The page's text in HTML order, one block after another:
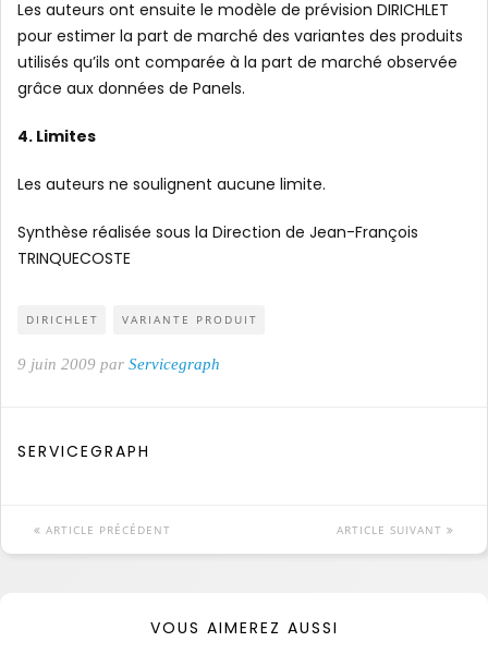
Les auteurs ont ensuite le modèle de prévision DIRICHLET
pour estimer la part de marché des variantes des produits
utilisés qu’ils ont comparée à la part de marché observée
grâce aux données de Panels.
4. Limites
Les auteurs ne soulignent aucune limite.
Synthèse réalisée sous la Direction de Jean-François
TRINQUECOSTE
DIRICHLET VARIANTE PRODUIT
9 juin 2009 par Servicegraph
SERVICEGRAPH
ARTICLE PRÉCÉDENT ARTICLE SUIVANT
VOUS AIMEREZ AUSSI